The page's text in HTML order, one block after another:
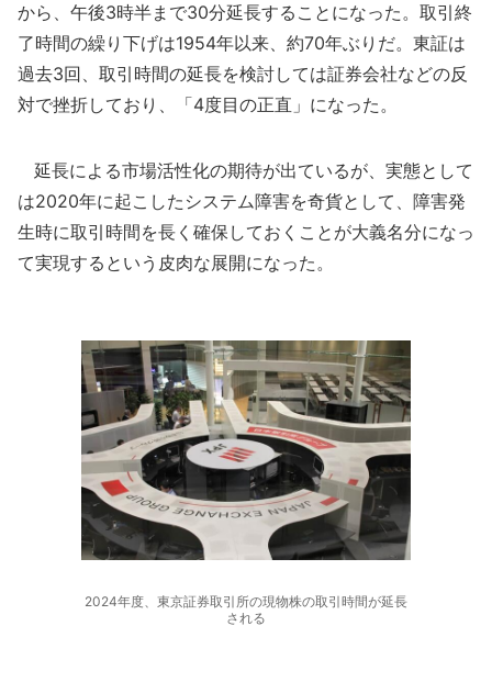
から、午後3時半まで30分延長することになった。取引終
了時間の繰り下げは1954年以来、約70年ぶりだ。東証は
過去3回、取引時間の延長を検討しては証券会社などの反
対で挫折しており、「4度目の正直」になった。
延長による市場活性化の期待が出ているが、実態として
は2020年に起こしたシステム障害を奇貨として、障害発
生時に取引時間を長く確保しておくことが大義名分になっ
て実現するという皮肉な展開になった。
2024年度、東京証券取引所の現物株の取引時間が延長
される